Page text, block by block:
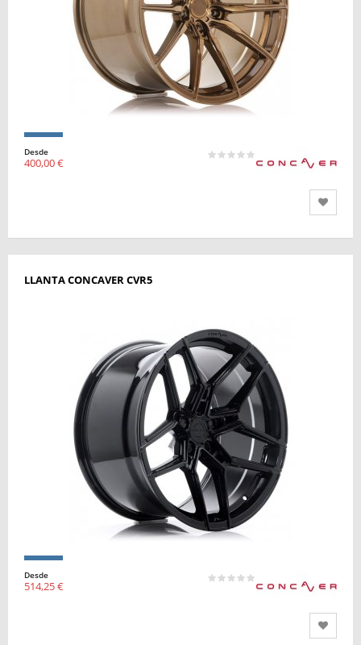
Desde
400,00 €
LLANTA CONCAVER CVR5
Desde
514,25 €